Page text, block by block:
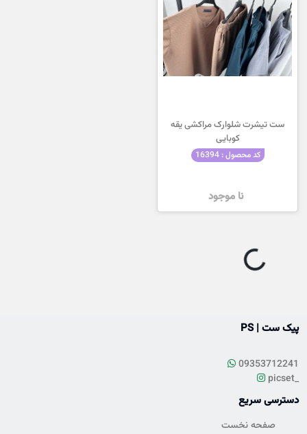
ست تیشرت شلوارک مراکشی یقه
کوبایی
کد محصول : 16394
نا موجود
g
.
پیک ست | PS
09353712241
picset_
دسترسی سریع
صفحه نخست